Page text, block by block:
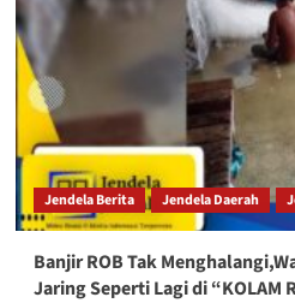
Jendela Berita Jendela Daerah
Banjir ROB Tak
Jaring Seperti Lagi di “KOLAM